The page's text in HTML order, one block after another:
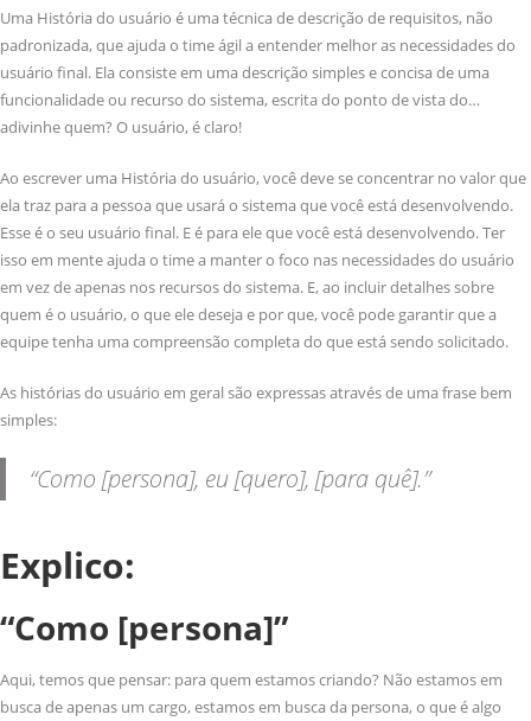
Uma História do usuário é uma técnica de descrição de requisitos, não
padronizada, que ajuda o time ágil a entender melhor as necessidades do
usuário final. Ela consiste em uma descrição simples e concisa de uma
funcionalidade ou recurso do sistema, escrita do ponto de vista do…
adivinhe quem? O usuário, é claro!
Ao escrever uma História do usuário, você deve se concentrar no valor que
ela traz para a pessoa que usará o sistema que você está desenvolvendo.
Esse é o seu usuário final. E é para ele que você está desenvolvendo. Ter
isso em mente ajuda o time a manter o foco nas necessidades do usuário
em vez de apenas nos recursos do sistema. E, ao incluir detalhes sobre
quem é o usuário, o que ele deseja e por que, você pode garantir que a
equipe tenha uma compreensão completa do que está sendo solicitado.
As histórias do usuário em geral são expressas através de uma frase bem
simples:
“Como [persona], eu [quero], [para quê].”
Explico:
“Como [persona]”
Aqui, temos que pensar: para quem estamos criando? Não estamos em
busca de apenas um cargo, estamos em busca da persona, o que é algo